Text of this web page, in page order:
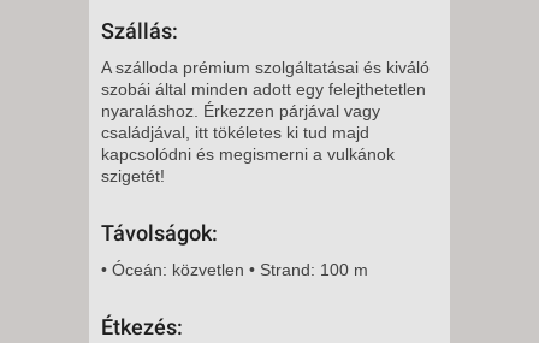
5 NAP / 4 ÉJSZAKA
CSÜTÖRTÖK -
8 NAP / 7 ÉJSZAKA
2027. FEBRUÁR 15., HÉTFŐ -
11 NAP / 10 ÉJSZAKA
8 NAP / 7 ÉJSZAKA
2027. FEBRUÁR 18.,
8 NAP / 7 ÉJSZAKA
Szállás:
A szálloda prémium szolgáltatásai és kiváló
szobái által minden adott egy felejthetetlen
nyaraláshoz. Érkezzen párjával vagy
családjával, itt tökéletes ki tud majd
kapcsolódni és megismerni a vulkánok
szigetét!
Távolságok:
• Óceán: közvetlen • Strand: 100 m
Étkezés: